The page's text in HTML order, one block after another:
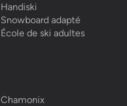
Handiski
Snowboard adapté
École de ski adultes
Chamonix